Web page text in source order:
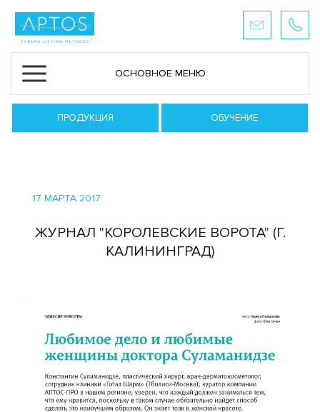
ОСНОВНОЕ МЕНЮ
ПРОДУКЦИЯ ОБУЧЕНИЕ
17 МАРТА 2017
ЖУРНАЛ "КОРОЛЕВСКИЕ ВОРОТА" (Г.
КАЛИНИНГРАД)